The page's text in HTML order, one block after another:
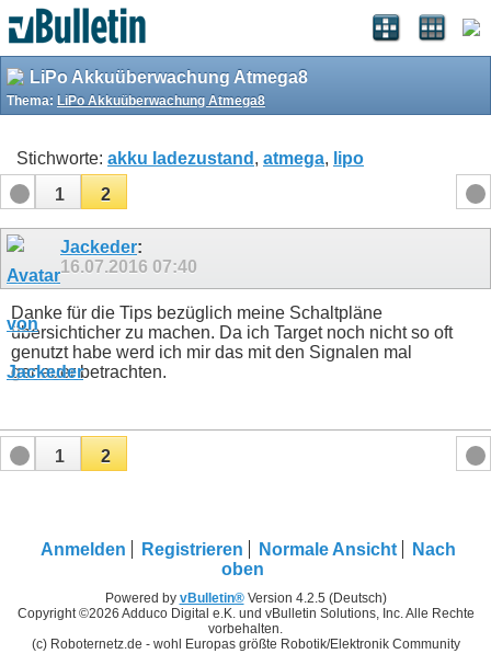
LiPo Akkuüberwachung Atmega8
Thema: LiPo Akkuüberwachung Atmega8
Stichworte: akku ladezustand , atmega, lipo
1
2
Jackeder:
16.07.2016 07:40
Danke für die Tips bezüglich meine Schaltpläne
übersichticher zu machen. Da ich Target noch nicht so oft
genutzt habe werd ich mir das mit den Signalen mal
genauer betrachten.
1 2
Anmelden Registrieren Normale Ansicht
Nach
oben
Powered by vBulletin®Version 4.2.5 (Deutsch)
Copyright ©2026 Adduco Digital e.K. und vBulletin Solutions, Inc. Alle Rechte
vorbehalten.
(c) Roboternetz.de - wohl Europas größte Robotik/Elektronik Community